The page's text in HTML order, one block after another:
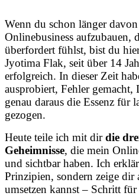
Wenn du schon länger
Onlinebusiness aufzubauen,
überfordert fühlst, bist du
Jyotima Flak, seit über 14
erfolgreich. In dieser Zeit
ausprobiert, Fehler
genau daraus die Essenz für
gezogen.
Heute teile ich mit dirdie
Geheimnisse, die mein
und sichtbar haben. Ich
Prinzipien, sondern zeige dir
umsetzen kannst – Schritt